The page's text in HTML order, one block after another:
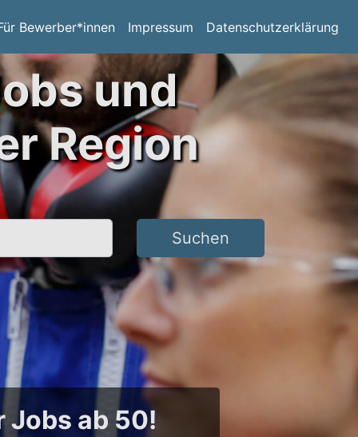
Bewerber*innen Impressum Datenschutzerklärung
und
Region
Suchen
Jobs ab 50!